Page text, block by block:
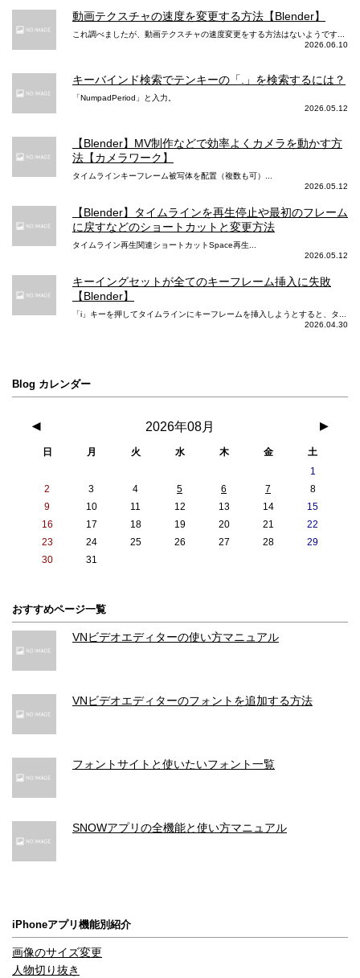
動画テクスチャの速度を変更する方法【Blender】
これ調べましたが、動画テクスチャの速度変更をする方法はないようです...
2026.06.10
キーバインド検索でテンキーの「.」を検索するには？
「NumpadPeriod」と入力。
2026.05.12
【Blender】MV制作などで効率よくカメラを動かす方
法【カメラワーク】
タイムラインキーフレーム被写体を配置（複数も可）...
2026.05.12
【Blender】タイムラインを再生停止や最初のフレーム
に戻すなどのショートカットと変更方法
タイムライン再生関連ショートカットSpace再生...
2026.05.12
キーイングセットが全てのキーフレーム挿入に失敗
【Blender】
「i」キーを押してタイムラインにキーフレームを挿入しようとすると、タ...
2026.04.30
Blog カレンダー
2026年08月
◀ ▶
日 月 火 水 木 金
土
1
2
3 4 5 6 7
8
9
10 11 12 13 14
15
16
17 18 19 20 21
22
23
24 25 26 27 28
29
30
31
おすすめページ一覧
VNビデオエディターの使い方マニュアル
VNビデオエディターのフォントを追加する方法
フォントサイトと使いたいフォント一覧
SNOWアプリの全機能と使い方マニュアル
iPhoneアプリ機能別紹介
画像のサイズ変更
人物切り抜き